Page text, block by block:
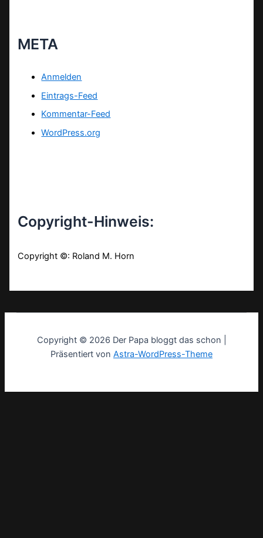
META
Anmelden
Eintrags-Feed
Kommentar-Feed
WordPress.org
Copyright-Hinweis:
Copyright ©: Roland M. Horn
Copyright © 2026 Der Papa bloggt das schon |
Präsentiert von Astra-WordPress-Theme